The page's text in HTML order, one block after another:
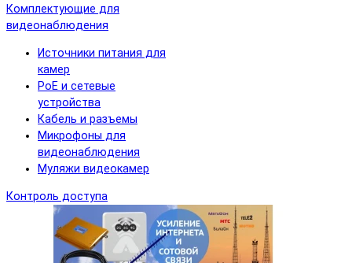
Комплектующие для
видеонаблюдения
Источники питания для
камер
PoE и сетевые
устройства
Кабель и разъемы
Микрофоны для
видеонаблюдения
Муляжи видеокамер
Контроль доступа